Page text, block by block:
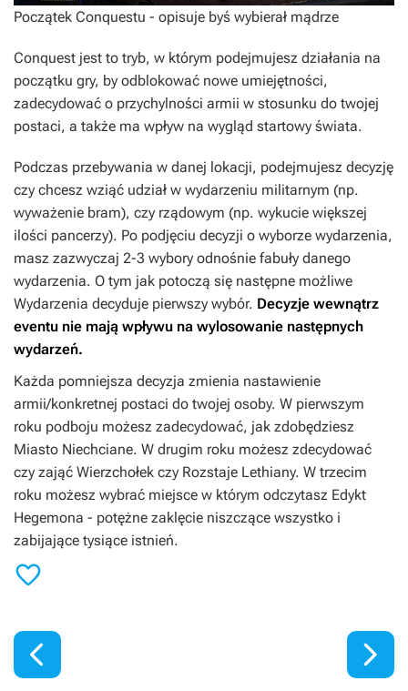
Początek Conquestu - opisuje byś wybierał mądrze
Conquest jest to tryb, w którym podejmujesz działania na
początku gry, by odblokować nowe umiejętności,
zadecydować o przychylności armii w stosunku do twojej
postaci, a także ma wpływ na wygląd startowy świata.
Podczas przebywania w danej lokacji, podejmujesz decyzję
czy chcesz wziąć udział w wydarzeniu militarnym (np.
wyważenie bram), czy rządowym (np. wykucie większej
ilości pancerzy). Po podjęciu decyzji o wyborze wydarzenia,
masz zazwyczaj 2-3 wybory odnośnie fabuły danego
wydarzenia. O tym jak potoczą się następne możliwe
Wydarzenia decyduje pierwszy wybór. Decyzje wewnątrz
eventu nie mają wpływu na wylosowanie następnych
wydarzeń.
Każda pomniejsza decyzja zmienia nastawienie
armii/konkretnej postaci do twojej osoby. W pierwszym
roku podboju możesz zadecydować, jak zdobędziesz
Miasto Niechciane. W drugim roku możesz zdecydować
czy zająć Wierzchołek czy Rozstaje Lethiany. W trzecim
roku możesz wybrać miejsce w którym odczytasz Edykt
Hegemona - potężne zaklęcie niszczące wszystko i
zabijające tysiące istnień.

 